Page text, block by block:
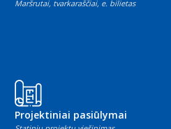
Maršrutai, tvarkaraščiai, e. bilietas
Projektiniai pasiūlymai